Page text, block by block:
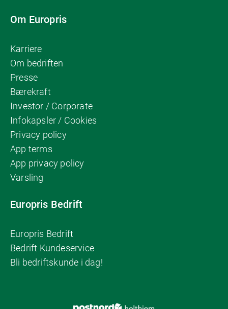
Om Europris
Karriere
Om bedriften
Presse
Bærekraft
Investor / Corporate
Infokapsler / Cookies
Privacy policy
App terms
App privacy policy
Varsling
Europris Bedrift
Europris Bedrift
Bedrift Kundeservice
Bli bedriftskunde i dag!